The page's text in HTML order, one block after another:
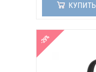
КУПИТЬ
-29%